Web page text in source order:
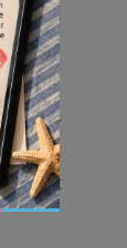
des
qui le
acquis
foot